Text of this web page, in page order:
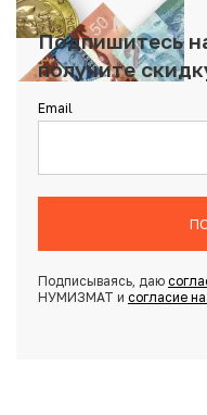
Подпишитесь
получите
Email
Подписываясь, даю
НУМИЗМАТ и согласие